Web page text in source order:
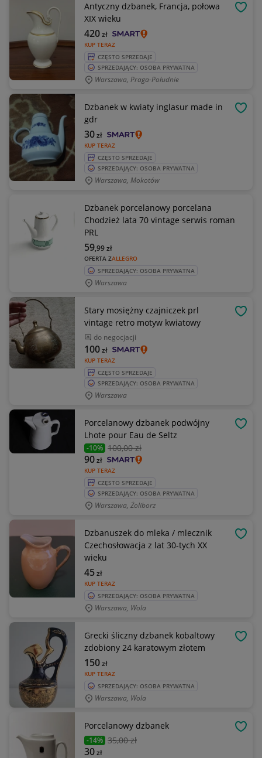
Antyczny dzbanek, Francja, połowa
XIX wieku
KUP TERAZ
420zł
CZĘSTO SPRZEDAJE
SPRZEDAJĄCY: OSOBA PRYWATNA
Warszawa, Praga-Południe
Dzbanek w kwiaty inglasur made in
gdr
KUP TERAZ
30zł
CZĘSTO SPRZEDAJE
SPRZEDAJĄCY: OSOBA PRYWATNA
Warszawa, Mokotów
Dzbanek porcelanowy porcelana
Chodzież lata 70 vintage serwis roman
PRL
OFERTA ZALLEGRO
59,99zł
SPRZEDAJĄCY: OSOBA PRYWATNA
Warszawa
Stary mosiężny czajniczek prl
vintage retro motyw kwiatowy
do negocjacji
KUP TERAZ
100zł
CZĘSTO SPRZEDAJE
SPRZEDAJĄCY: OSOBA PRYWATNA
Warszawa
Porcelanowy dzbanek podwójny
Lhote pour Eau de Seltz
-10% 100,00 zł
KUP TERAZ
90zł
CZĘSTO SPRZEDAJE
SPRZEDAJĄCY: OSOBA PRYWATNA
Warszawa, Żoliborz
Dzbanuszek do mleka / mlecznik
Czechosłowacja z lat 30-tych XX
wieku
KUP TERAZ
45zł
SPRZEDAJĄCY: OSOBA PRYWATNA
Warszawa, Wola
Grecki śliczny dzbanek kobaltowy
zdobiony 24 karatowym złotem
KUP TERAZ
150zł
SPRZEDAJĄCY: OSOBA PRYWATNA
Warszawa, Wola
Porcelanowy dzbanek
-14% 35,00 zł
30zł